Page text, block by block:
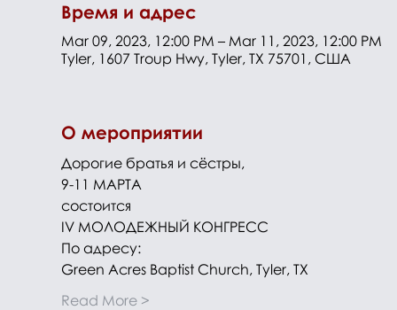
Время и адрес
Mar 09, 2023, 12:00 PM – Mar 11, 2023, 12:00 PM
Tyler, 1607 Troup Hwy, Tyler, TX 75701, США
О мероприятии
Дорогие братья и сёстры,
9-11 МАРТА
состоится
IV МОЛОДЕЖНЫЙ КОНГРЕСС
По адресу:
Green Acres Baptist Church, Tyler, TX
Read More >